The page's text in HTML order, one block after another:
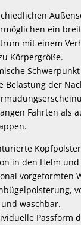
ein
mit einem
Körpergröße.
Belastung der
Fahrten als
in den Helm
vorgeformten
waschbar.
Passform